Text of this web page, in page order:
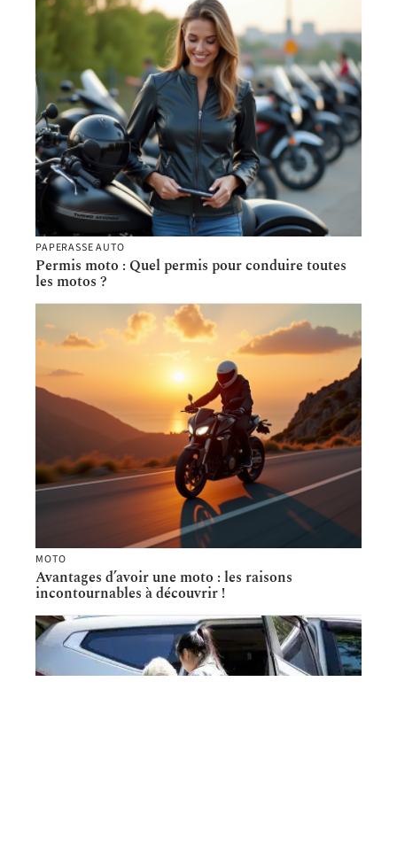
PAPERASSE AUTO
Permis moto : Quel permis pour conduire toutes
les motos ?
MOTO
Avantages d’avoir une moto : les raisons
incontournables à découvrir !